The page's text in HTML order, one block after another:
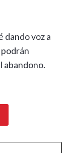
dando voz a
abandono.